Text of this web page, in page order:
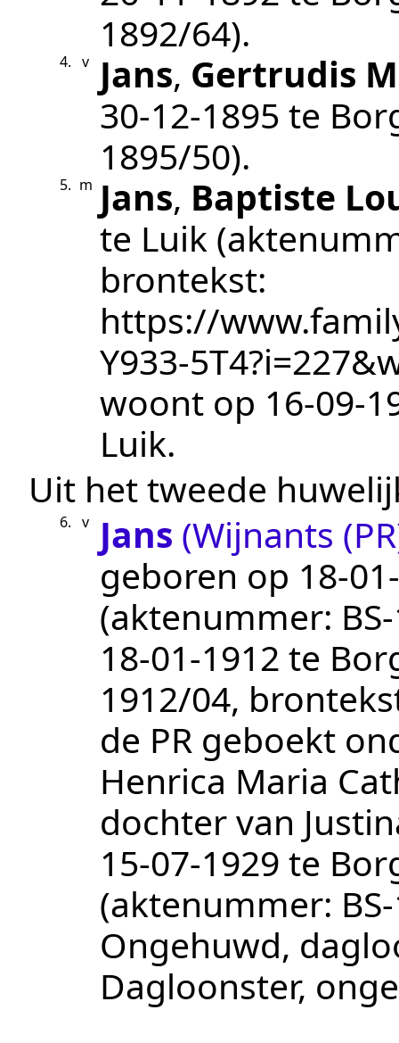
1892/64).
4. v Jans, Gertrudis
30‑12‑1895 te
1895/50).
5. m Jans, Baptiste
te Luik
brontekst:
https://
Y933-
woont op
Luik.
Uit het tweede
6. v Jans (Wijnants
geboren op
(aktenummer:
18‑01‑1912 te
1912/04,
de PR geboekt
Henrica Maria
dochter van
15‑07‑1929 te
(aktenummer:
Ongehuwd,
Dagloonster,